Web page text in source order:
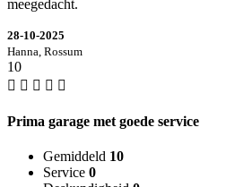
meegedacht.
28-10-2025
Hanna, Rossum
10
Prima garage met goede service
Gemiddeld 10
Service 0